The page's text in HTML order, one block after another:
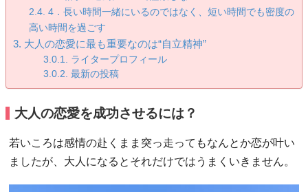
4．長い時間一緒にいるのではなく、短い時間でも密度の
高い時間を過ごす
大人の恋愛に最も重要なのは“自立精神”
ライタープロフィール
最新の投稿
大人の恋愛を成功させるには？
若いころは感情の赴くまま突っ走ってもなんとか恋が叶い
ましたが、大人になるとそれだけではうまくいきません。